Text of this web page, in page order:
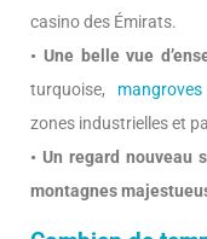
casino des Émirats.
• Une belle vue
turquoise,
zones industrielles et
• Un regard nouveau
montagnes